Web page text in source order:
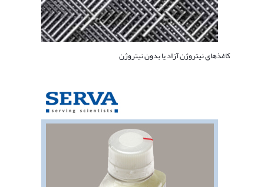
کاغذهای نیتروژن آزاد یا بدون نیتروژن